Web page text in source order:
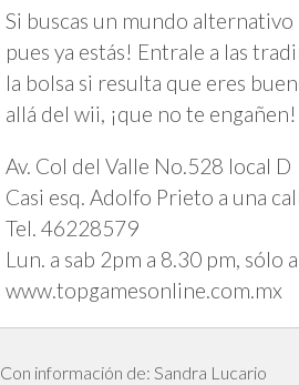
Si buscas un mundo
pues ya estás! Entrale a las
la bolsa si resulta que eres
allá del wii, ¡que no te engañen!
Av. Col del Valle No.528 local D
Casi esq. Adolfo Prieto a una
Tel. 46228579
Lun. a sab 2pm a 8.30 pm, sólo
www.topgamesonline.com.mx
Con información de: Sandra Lucario